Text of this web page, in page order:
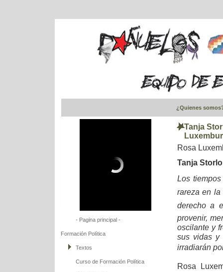
¿Quienes
- Pagina principal -
Formación Política
Textos
Curso de Formación Política
Tanja
Rosa
Tanja
Los
rareza en la
derecho a
provenir,
oscilante y
sus vidas y
irradiarán
Rosa